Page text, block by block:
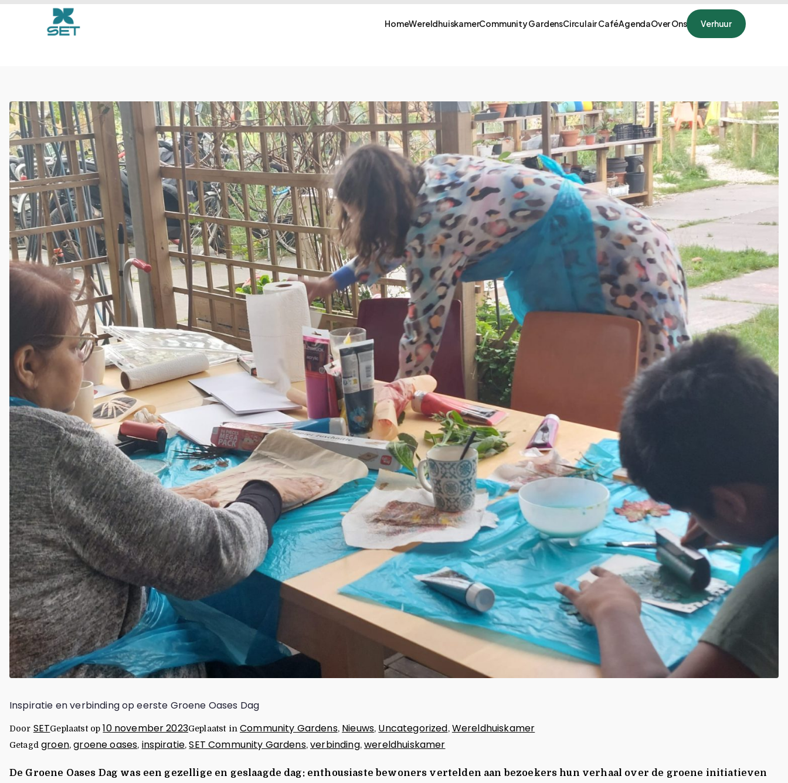
HomeWereldhuiskamerCommunity GardensCirculair CaféAgendaOver Ons Verhuur
inspiratie
Inspiratie en verbinding op eerste Groene Oases Dag
Door SETGeplaatst op10 november 2023Geplaatst inCommunity Gardens, Nieuws, Uncategorized, Wereldhuiskamer
Getagdgroen,groene oases, inspiratie,SET Community Gardens,verbinding,wereldhuiskamer
De Groene Oases Dag was een gezellige en geslaagde dag: enthousiaste bewoners vertelden aan bezoekers hun verhaal over de groene initiatieven